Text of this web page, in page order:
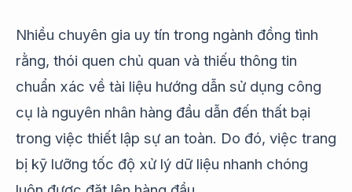
Nhiều chuyên gia uy tín trong ngành đồng tình
rằng, thói quen chủ quan và thiếu thông tin
chuẩn xác về tài liệu hướng dẫn sử dụng công
cụ là nguyên nhân hàng đầu dẫn đến thất bại
trong việc thiết lập sự an toàn. Do đó, việc trang
bị kỹ lưỡng tốc độ xử lý dữ liệu nhanh chóng